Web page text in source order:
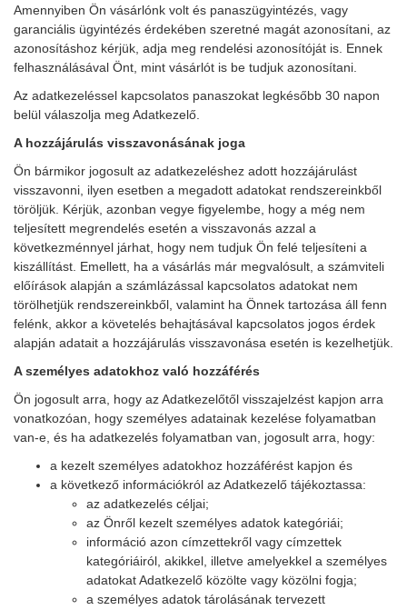
Amennyiben Ön vásárlónk volt és panaszügyintézés, vagy
garanciális ügyintézés érdekében szeretné magát azonosítani, az
azonosításhoz kérjük, adja meg rendelési azonosítóját is. Ennek
felhasználásával Önt, mint vásárlót is be tudjuk azonosítani.
Az adatkezeléssel kapcsolatos panaszokat legkésőbb 30 napon
belül válaszolja meg Adatkezelő.
A hozzájárulás visszavonásának joga
Ön bármikor jogosult az adatkezeléshez adott hozzájárulást
visszavonni, ilyen esetben a megadott adatokat rendszereinkből
töröljük. Kérjük, azonban vegye figyelembe, hogy a még nem
teljesített megrendelés esetén a visszavonás azzal a
következménnyel járhat, hogy nem tudjuk Ön felé teljesíteni a
kiszállítást. Emellett, ha a vásárlás már megvalósult, a számviteli
előírások alapján a számlázással kapcsolatos adatokat nem
törölhetjük rendszereinkből, valamint ha Önnek tartozása áll fenn
felénk, akkor a követelés behajtásával kapcsolatos jogos érdek
alapján adatait a hozzájárulás visszavonása esetén is kezelhetjük.
A személyes adatokhoz való hozzáférés
Ön jogosult arra, hogy az Adatkezelőtől visszajelzést kapjon arra
vonatkozóan, hogy személyes adatainak kezelése folyamatban
van-e, és ha adatkezelés folyamatban van, jogosult arra, hogy:
a kezelt személyes adatokhoz hozzáférést kapjon és
a következő információkról az Adatkezelő tájékoztassa:
az adatkezelés céljai;
az Önről kezelt személyes adatok kategóriái;
információ azon címzettekről vagy címzettek
kategóriáiról, akikkel, illetve amelyekkel a személyes
adatokat Adatkezelő közölte vagy közölni fogja;
a személyes adatok tárolásának tervezett